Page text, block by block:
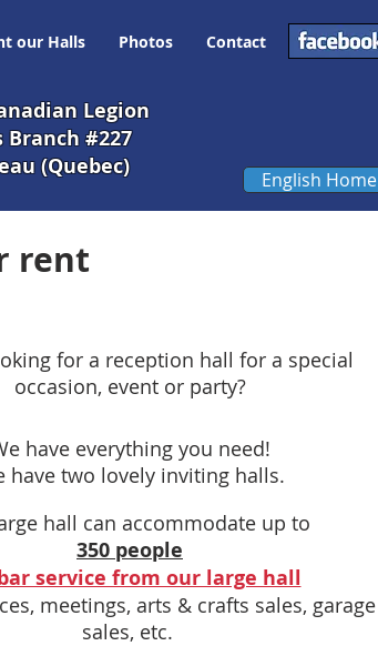
our Halls Photos Contact
Legion
#227
(Quebec)
English Home
rent
for a reception hall for a special
occasion, event or party?
have everything you need!
have two lovely inviting halls.
hall can accommodate up to
350 people
service from our large hall
meetings, arts & crafts sales, garage
sales, etc.